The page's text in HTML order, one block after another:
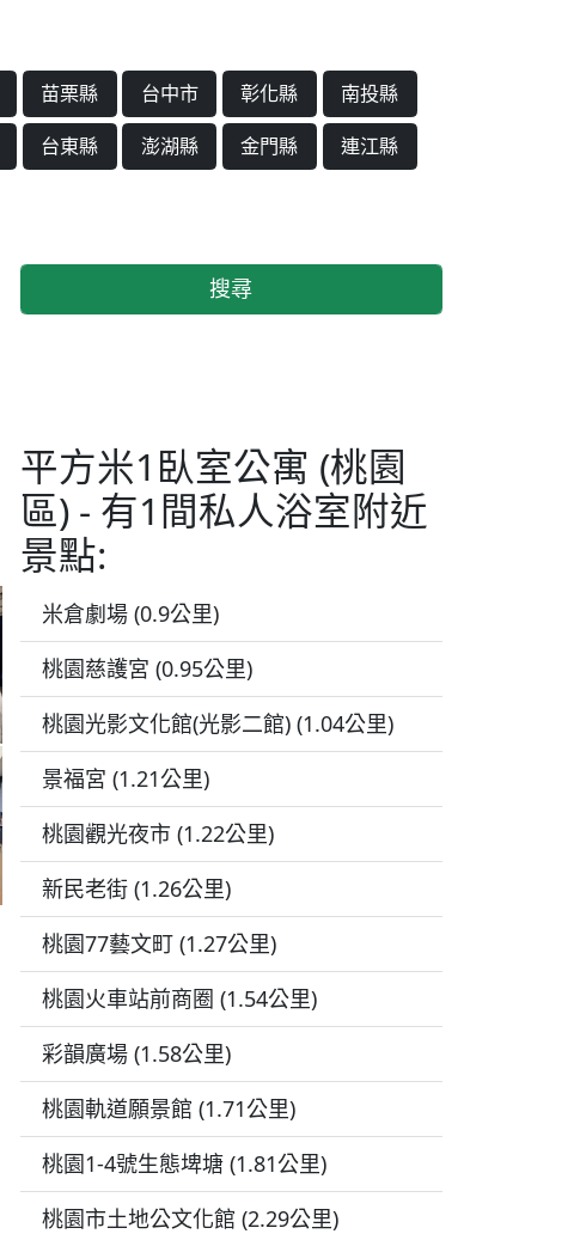
苗栗縣 台中市 彰化縣
南投縣
台東縣 澎湖縣 金門縣 連江縣
搜尋
平方米1臥室公寓 (桃園
區) - 有1間私人浴室附近
景點:
米倉劇場 (0.9公里)
桃園慈護宮 (0.95公里)
桃園光影文化館(光影二館) (1.04公里)
景福宮 (1.21公里)
桃園觀光夜市 (1.22公里)
新民老街 (1.26公里)
桃園77藝文町 (1.27公里)
桃園火車站前商圈 (1.54公里)
彩韻廣場 (1.58公里)
桃園軌道願景館 (1.71公里)
桃園1-4號生態埤塘 (1.81公里)
桃園市土地公文化館 (2.29公里)